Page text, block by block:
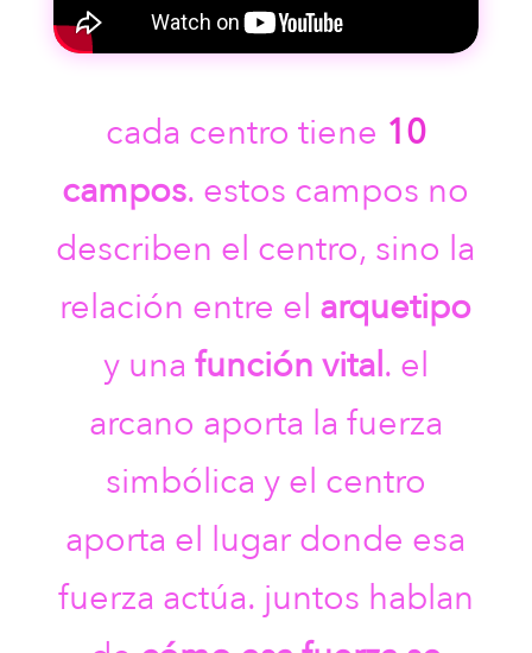
cada centro tiene 10
campos. estos campos no
describen el centro, sino la
relación entre el arquetipo
y una función vital. el
arcano aporta la fuerza
simbólica y el centro
aporta el lugar donde esa
fuerza actúa. juntos hablan